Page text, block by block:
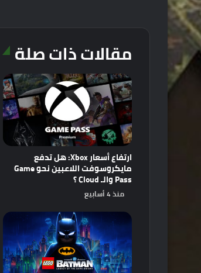
مقالات ذات صلة
ارتفاع أسعار Xbox: هل تدفع
مايكروسوفت اللاعبين نحو Game
Pass والـ Cloud ؟
منذ 4 أسابيع